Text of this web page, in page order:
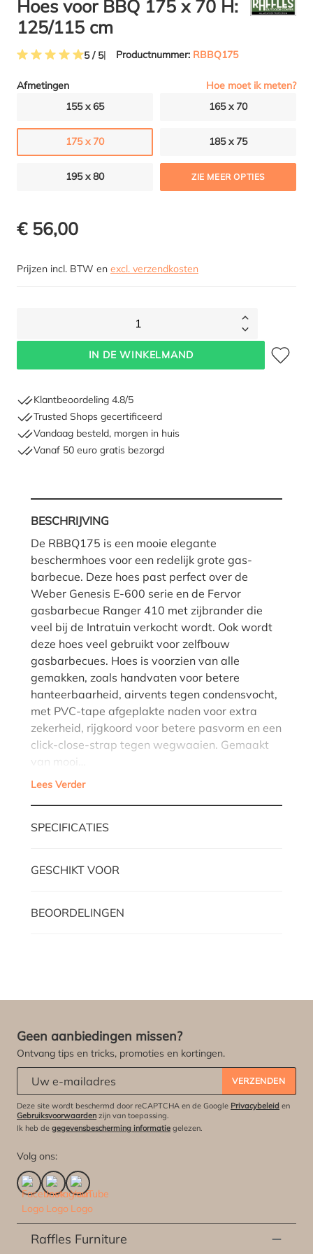
Hoes voor BBQ 175 x 70 H:
125/115 cm
5 / 5 Productnummer: RBBQ175
Afmetingen
Hoe moet ik meten?
155 x 65
165 x 70
175 x 70 185 x 75
195 x 80 ZIE MEER OPTIES
€ 56,00
Prijzen incl. BTW en excl. verzendkosten
1
IN DE WINKELMAND
Klantbeoordeling 4.8/5
Trusted Shops gecertificeerd
Vandaag besteld, morgen in huis
Vanaf 50 euro gratis bezorgd
BESCHRIJVING
De RBBQ175 is een mooie elegante
beschermhoes voor een redelijk grote gas-
barbecue. Deze hoes past perfect over de
Weber Genesis E-600 serie en de Fervor
gasbarbecue Ranger 410 met zijbrander die
veel bij de Intratuin verkocht wordt. Ook wordt
deze hoes veel gebruikt voor zelfbouw
gasbarbecues. Hoes is voorzien van alle
gemakken, zoals handvaten voor betere
hanteerbaarheid, airvents tegen condensvocht,
met PVC-tape afgeplakte naden voor extra
zekerheid, rijgkoord voor betere pasvorm en een
click-close-strap tegen wegwaaien. Gemaakt
van mooi…
Lees Verder
SPECIFICATIES
GESCHIKT VOOR
BEOORDELINGEN
Geen aanbiedingen missen?
Ontvang tips en tricks, promoties en kortingen.
VERZENDEN
Deze site wordt beschermd door reCAPTCHA en de Google Privacybeleid en
Gebruiksvoorwaarden zijn van toepassing.
Ik heb de gegevensbescherming informatie gelezen.
Volg ons:
Raffles Furniture